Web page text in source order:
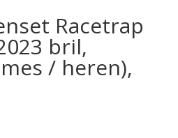
bril,
/ heren),